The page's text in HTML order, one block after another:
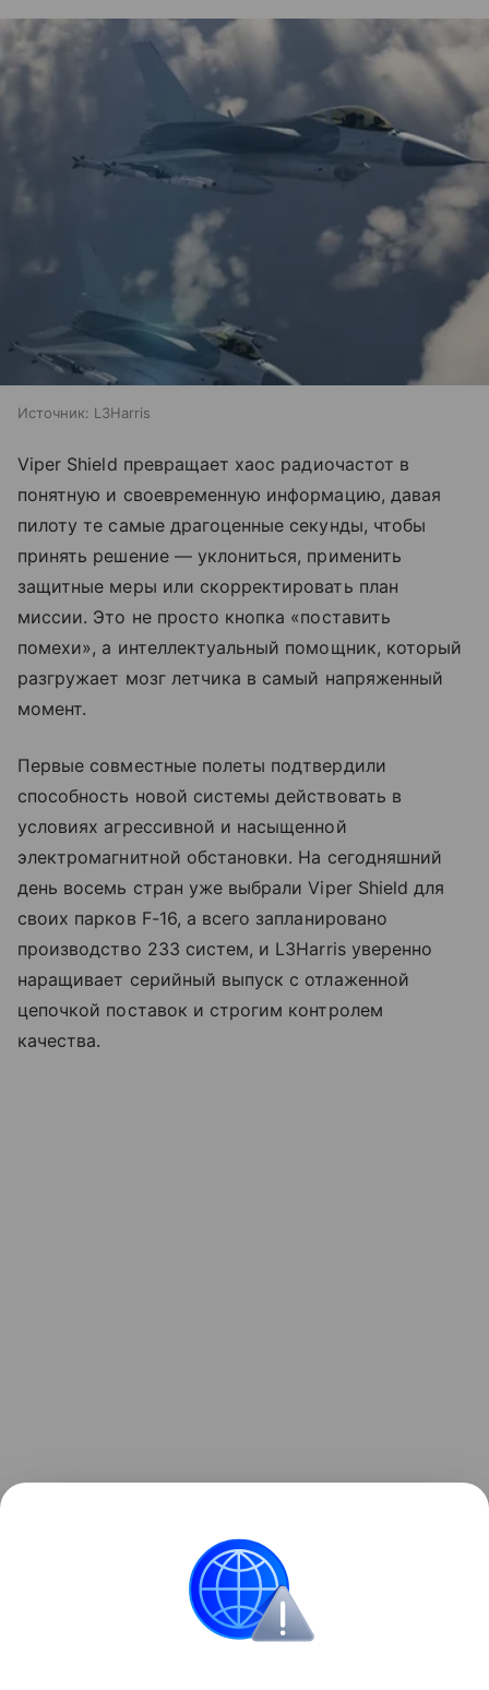
Источник: L3Harris
Viper Shield превращает хаос радиочастот в
понятную и своевременную информацию, давая
пилоту те самые драгоценные секунды, чтобы
принять решение — уклониться, применить
защитные меры или скорректировать план
миссии. Это не просто кнопка «поставить
помехи», а интеллектуальный помощник, который
разгружает мозг летчика в самый напряженный
момент.
Первые совместные полеты подтвердили
способность новой системы действовать в
условиях агрессивной и насыщенной
электромагнитной обстановки. На сегодняшний
день восемь стран уже выбрали Viper Shield для
своих парков F-16, а всего запланировано
производство 233 систем, и L3Harris уверенно
наращивает серийный выпуск с отлаженной
цепочкой поставок и строгим контролем
качества.
создали 4-тонный РЭБ-беспилотник CA-1EA.